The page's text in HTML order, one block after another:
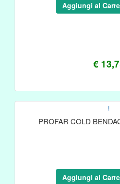
€
Aggiungi al
!
PROFAR COLD
Aggiungi al